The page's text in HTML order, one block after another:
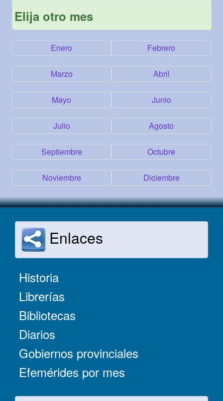
Elija otro mes
Enero Febrero
Marzo Abril
Mayo Junio
Julio Agosto
Septiembre Octubre
Noviembre Diciembre
Enlaces
Historia
Librerías
Bibliotecas
Diarios
Gobiernos provinciales
Efemérides por mes